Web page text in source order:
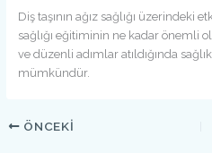
Diş taşının ağız sağlığı üzerindeki
sağlığı eğitiminin ne kadar önemli
ve düzenli adımlar atıldığında
mümkündür.
ÖNCEKI